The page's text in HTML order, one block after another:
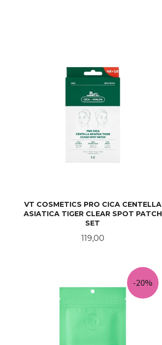
VT COSMETICS PRO CICA CENTELLA
ASIATICA TIGER CLEAR SPOT PATCH
SET
Pris
119,00
-20%